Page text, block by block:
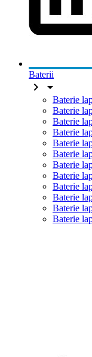
Baterii
 
Baterie
Baterie
Baterie
Baterie
Baterie
Baterie
Baterie
Baterie
Baterie
Baterie
Baterie
Baterie